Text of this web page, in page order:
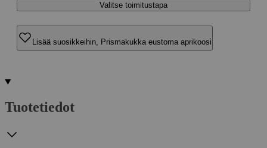
Valitse toimitustapa
Lisää suosikkeihin, Prismakukka eustoma aprikoosi
Tuotetiedot